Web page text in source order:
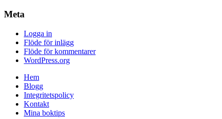
Meta
Logga in
Flöde för inlägg
Flöde för kommentarer
WordPress.org
Hem
Blogg
Integritetspolicy
Kontakt
Mina boktips